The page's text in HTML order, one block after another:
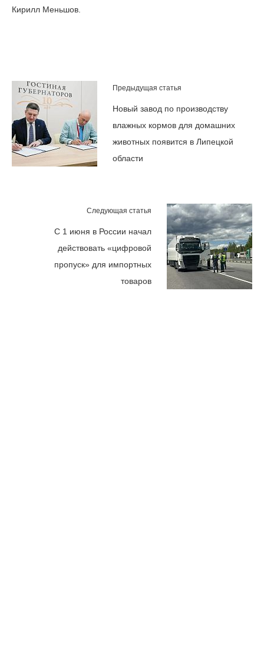
Кирилл Меньшов.
Предыдущая статья
Новый завод по производству
влажных кормов для домашних
животных появится в Липецкой
области
Следующая статья
С 1 июня в России начал
действовать «цифровой
пропуск» для импортных
товаров